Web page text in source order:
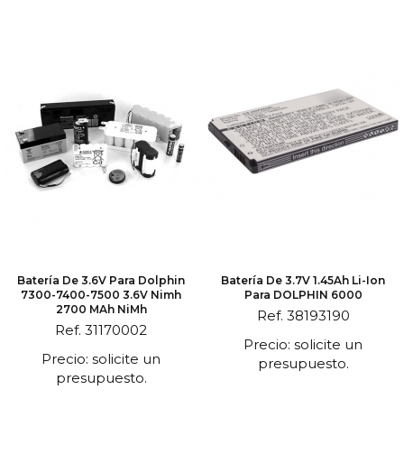
Batería De 3.6V Para Dolphin
7300-7400-7500 3.6V Nimh
2700 MAh NiMh
Ref. 31170002
Precio: solicite un
presupuesto.
Batería De 3.7V 1.45Ah Li-Ion
Para DOLPHIN 6000
Ref. 38193190
Precio: solicite un
presupuesto.